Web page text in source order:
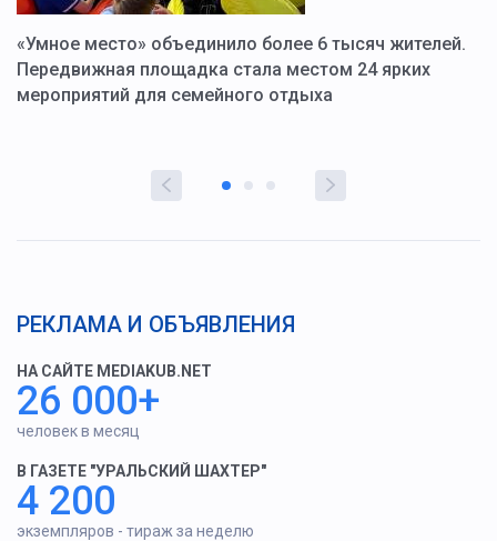
«Умное место» объединило более 6 тысяч жителей.
Передвижная площадка стала местом 24 ярких
мероприятий для семейного отдыха
РЕКЛАМА И ОБЪЯВЛЕНИЯ
НА САЙТЕ MEDIAKUB.NET
26 000+
человек в месяц
В ГАЗЕТЕ "УРАЛЬСКИЙ ШАХТЕР"
4 200
экземпляров - тираж за неделю